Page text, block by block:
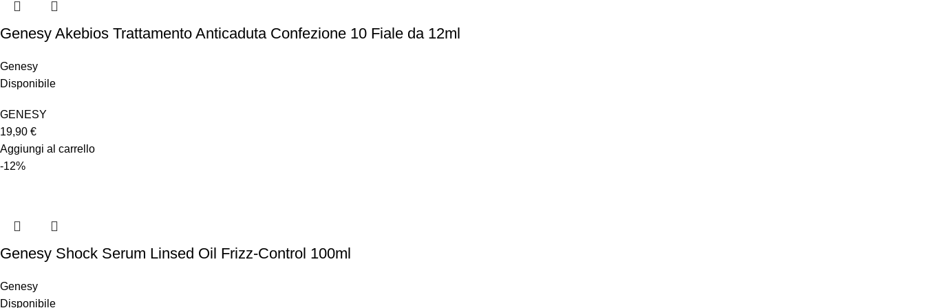
Genesy Akebios Trattamento Anticaduta Confezione 10 Fiale da 12ml
Genesy
Disponibile
GENESY
19,90 €
Aggiungi al carrello
-12%
Genesy Shock Serum Linsed Oil Frizz-Control 100ml
Genesy
Disponibile